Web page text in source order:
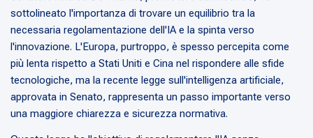
sottolineato l'importanza di trovare un equilibrio tra la
necessaria regolamentazione dell'IA e la spinta verso
l'innovazione. L'Europa, purtroppo, è spesso percepita come
più lenta rispetto a Stati Uniti e Cina nel rispondere alle sfide
tecnologiche, ma la recente legge sull'intelligenza artificiale,
approvata in Senato, rappresenta un passo importante verso
una maggiore chiarezza e sicurezza normativa.